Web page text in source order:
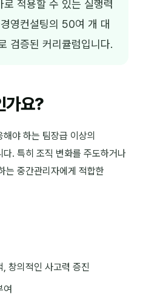
적용할 수 있는 실행력
영컨설팅의 50여 개 대
검증된 커리큘럼입니다.
가요?
야 하는 팀장급 이상의
. 특히 조직 변화를 주도하거나
는 중간관리자에게 적합한
창의적인 사고력 증진
여